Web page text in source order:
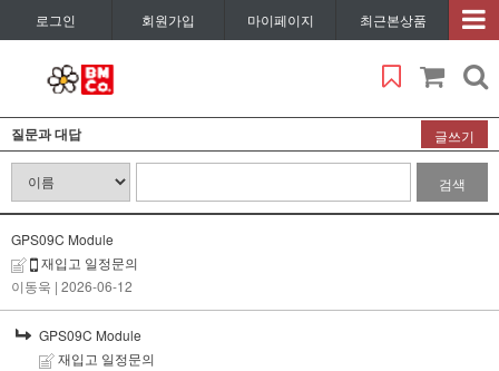
로그인 회원가입 마이페이지 최근본상품
질문과 대답 글쓰기
검색
GPS09C Module
재입고 일정문의
이동욱 | 2026-06-12
GPS09C Module
재입고 일정문의